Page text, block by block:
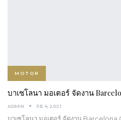
MOTOR
GAC เผยโฉม AION UT และ M8
ประกาศนโยบาย ONE GAC ที่นี่ …
ADMIN มี.ค. 25, 2025